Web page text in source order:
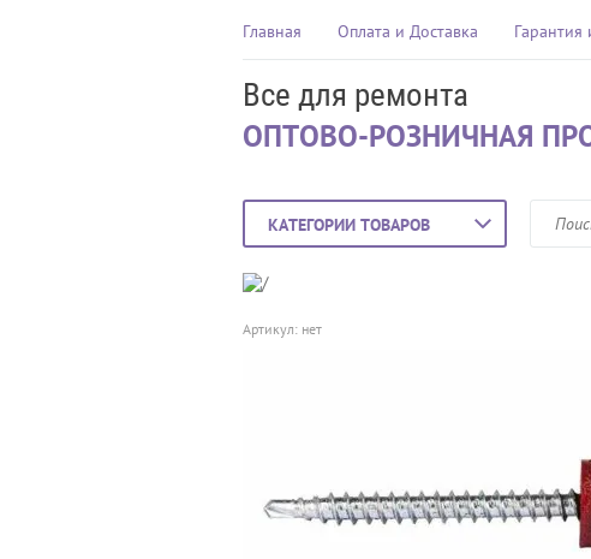
Главная Оплата и Доставка Гарантия
Все для ремонта
ОПТОВО-РОЗНИЧНАЯ
КАТЕГОРИИ ТОВАРОВ
Артикул: нет